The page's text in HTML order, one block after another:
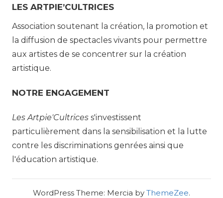
LES ARTPIE’CULTRICES
Association soutenant la création, la promotion et
la diffusion de spectacles vivants pour permettre
aux artistes de se concentrer sur la création
artistique.
NOTRE ENGAGEMENT
Les Artpie'Cultrices s'investissent
particulièrement dans la sensibilisation et la lutte
contre les discriminations genrées ainsi que
l'éducation artistique.
WordPress Theme: Mercia by ThemeZee.